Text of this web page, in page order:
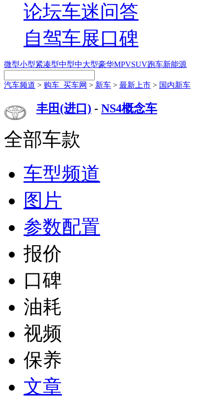
论坛车迷问答
自驾车展口碑
微型小型紧凑型中型中大型豪华MPVSUV跑车新能源
汽车频道 > 购车_买车网 > 新车 > 最新上市 > 国内新车
丰田(进口) - NS4概念车
全部车款
车型频道
图片
参数配置
报价
口碑
油耗
视频
保养
文章